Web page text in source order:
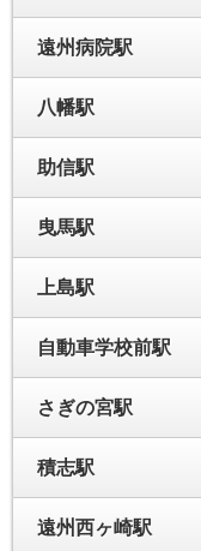
遠州病院駅
八幡駅
助信駅
曳馬駅
上島駅
自動車学校前駅
さぎの宮駅
積志駅
遠州西ヶ崎駅